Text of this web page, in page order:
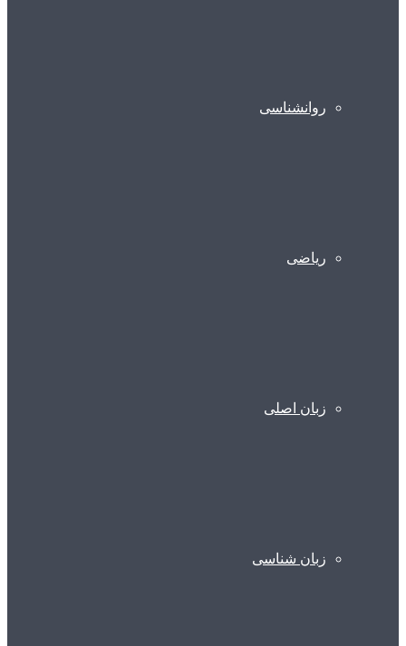
روانشناسی
ریاضی
زبان اصلی
زبان شناسی